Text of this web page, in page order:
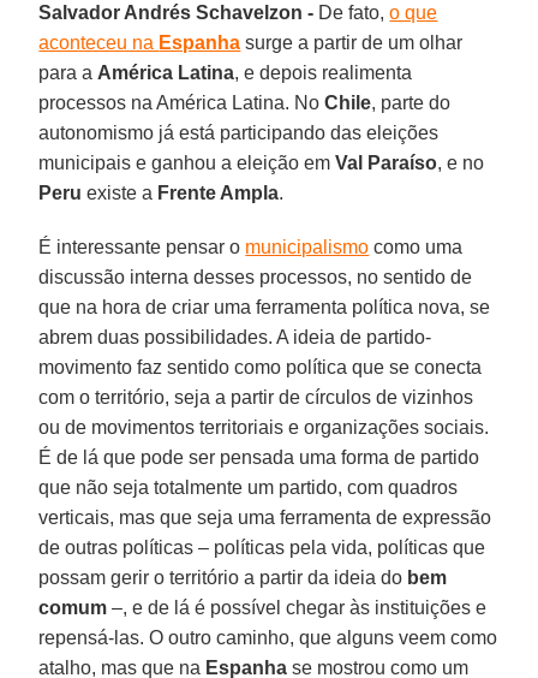
Salvador Andrés Schavelzon - De fato,o que
aconteceu na Espanha surge a partir de um olhar
para a América Latina, e depois realimenta
processos na América Latina. NoChile, parte do
autonomismo já está participando das eleições
municipais e ganhou a eleição emVal Paraíso, e no
Peru existe a Frente Ampla.
É interessante pensar o municipalismo como uma
discussão interna desses processos, no sentido de
que na hora de criar uma ferramenta política nova, se
abrem duas possibilidades. A ideia de partido-
movimento faz sentido como política que se conecta
com o território, seja a partir de círculos de vizinhos
ou de movimentos territoriais e organizações sociais.
É de lá que pode ser pensada uma forma de partido
que não seja totalmente um partido, com quadros
verticais, mas que seja uma ferramenta de expressão
de outras políticas – políticas pela vida, políticas que
possam gerir o território a partir da ideia do bem
comum –, e de lá é possível chegar às instituições e
repensá-las. O outro caminho, que alguns veem como
atalho, mas que na Espanha se mostrou como um